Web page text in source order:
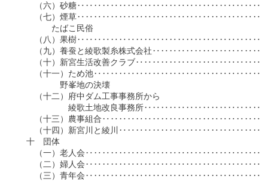
（六）砂糖
（七）煙草
たばこ民俗
（八）果樹
（九）養蚕と綾歌製糸株式会社
（十）新宮生活改善クラブ
（十一）ため池
野峯地の決壊
（十二）府中ダム工事事務所から
綾歌土地改良事務所
（十三）農事組合
（十四）新宮川と綾川
十　団体
（一）老人会
（二）婦人会
（三）青年会